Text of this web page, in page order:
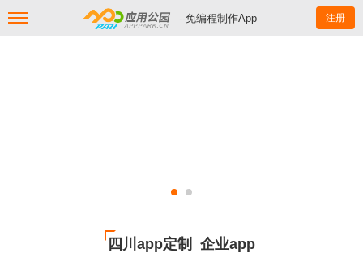
--免编程制作App 注册
四川app定制_企业app